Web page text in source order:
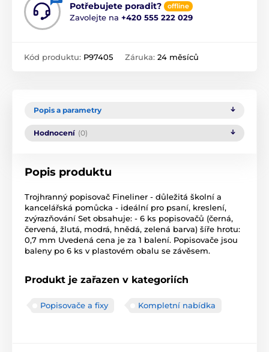
Potřebujete poradit? offline
Zavolejte na +420 555 222 029
Kód produktu: P97405 Záruka: 24 měsíců
Popis a parametry
Hodnocení (0)
Popis produktu
Trojhranný popisovač Fineliner - důležitá školní a
kancelářská pomůcka - ideální pro psaní, kreslení,
zvýrazňování Set obsahuje: - 6 ks popisovačů (černá,
červená, žlutá, modrá, hnědá, zelená barva) šíře hrotu:
0,7 mm Uvedená cena je za 1 balení. Popisovače jsou
baleny po 6 ks v plastovém obalu se závěsem.
Produkt je zařazen v kategoriích
Popisovače a fixy Kompletní nabídka